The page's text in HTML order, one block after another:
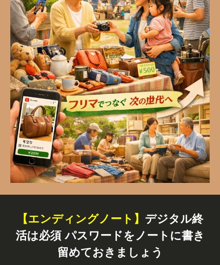
【エンディングノート】 デジタル終
活は必須 パスワードをノートに書き
留めておきましょう